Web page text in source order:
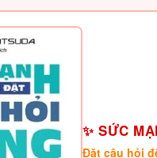
✨ SỨC
Đặt câu hỏi